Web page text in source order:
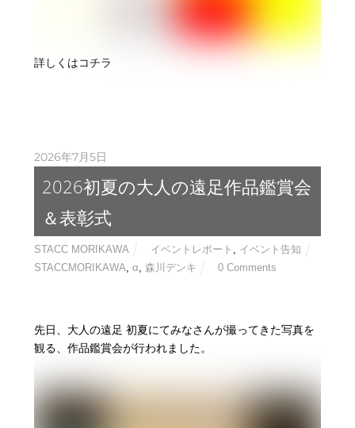
詳しくはコチラ
2026年7月5日
2026初夏の大人の遠足作品鑑賞会
STACC MORIKAWA イベントレポート, イベント告知
STACCMORIKAWA, α , 森川デンキ